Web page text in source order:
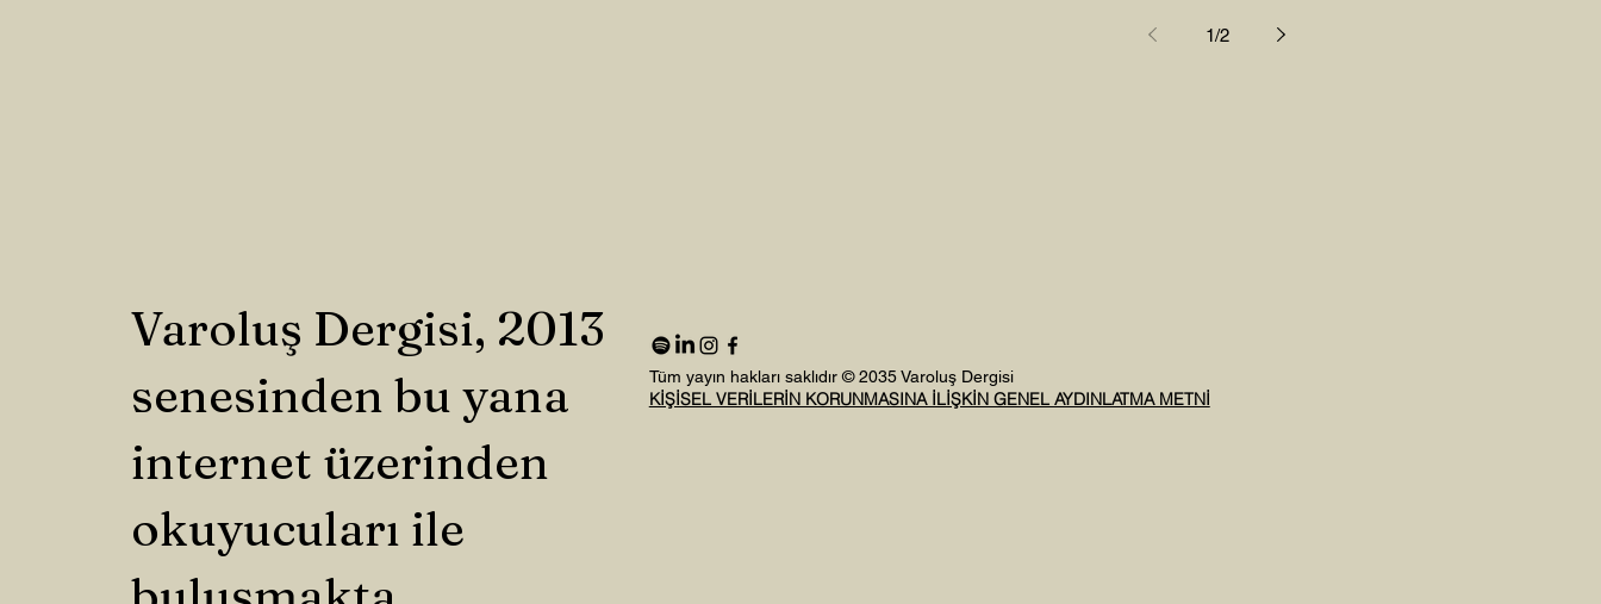
1/2
Varoluş Dergisi, 2013
senesinden bu yana
internet üzerinden
okuyucuları ile
Tüm yayın hakları saklıdır © 2035 Varoluş Dergisi
KİŞİSEL VERİLERİN KORUNMASINA İLİŞKİN GENEL AYDINLATMA METNİ